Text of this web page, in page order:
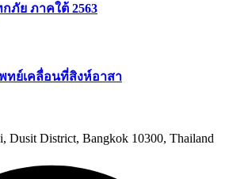
ภัย ภาคใต้ 2563
ทย์เคลื่อนที่สิงห์อาสา
Dusit District, Bangkok 10300, Thailand